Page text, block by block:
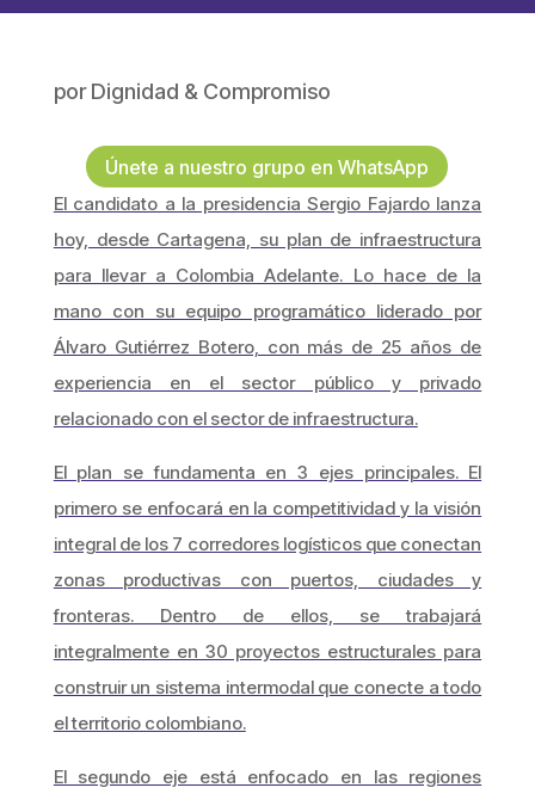
porDignidad & Compromiso
Únete a nuestro grupo en WhatsApp
El candidato a la presidencia Sergio Fajardo lanza
hoy, desde Cartagena, su plan de infraestructura
para llevar a Colombia Adelante. Lo hace de la
mano con su equipo programático liderado por
Álvaro Gutiérrez Botero, con más de 25 años de
experiencia en el sector público y privado
relacionado con el sector de infraestructura.
El plan se fundamenta en 3 ejes principales. El
primero se enfocará en la competitividad y la visión
integral de los 7 corredores logísticos que conectan
zonas productivas con puertos, ciudades y
fronteras. Dentro de ellos, se trabajará
integralmente en 30 proyectos estructurales para
construir un sistema intermodal que conecte a todo
el territorio colombiano.
El segundo eje está enfocado en las regiones